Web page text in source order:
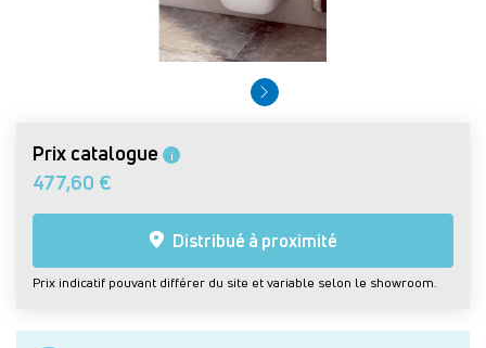
Prix catalogue i
477,60 €
Distribué à proximité
Prix indicatif pouvant différer du site et variable selon le showroom.